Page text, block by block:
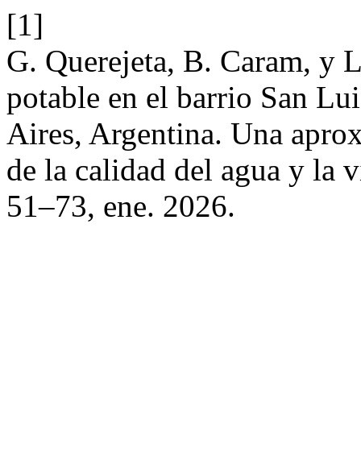
[1]
G. Querejeta, B. Caram, y
potable en el barrio San
Aires, Argentina. Una
de la calidad del agua y la
51–73, ene. 2026.